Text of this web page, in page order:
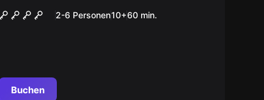
VR EXPERIENCE
2-6 Personen10+60 min.
Buchen